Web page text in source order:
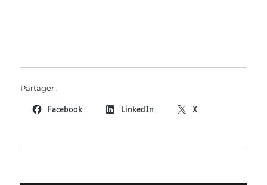
Partager :
Facebook LinkedIn X